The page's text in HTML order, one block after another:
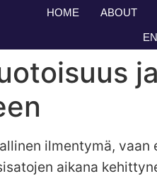
HOME ABOUT
ilmentymä,
aikana